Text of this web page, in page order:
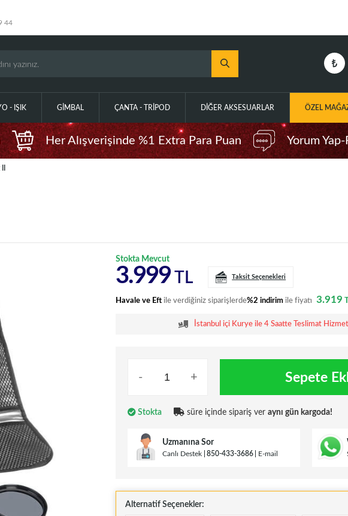
44
- IŞIK GIMBAL ÇANTA - TRIPOD DIĞER AKSESUARLAR ÖZEL
Her Alışverişinde %1 Extra Para Puan Yorum
Stokta Mevcut
3.999 TL Taksit Seçenekleri
Havale ve Eft ile verdiğiniz siparişlerde%2 indirim ile fiyatı 3.919
İstanbul içi Kurye ile 4 Saatte Teslimat
- + Sepete
Stokta süre içinde sipariş ver aynı gün kargoda!
Uzmanına Sor
Canlı Destek 850-433-3686 E-mail
Alternatif Seçenekler: